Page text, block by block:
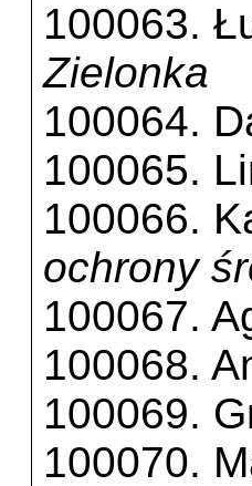
100063.
Zielonka
100064.
100065.
100066.
ochrony
100067.
100068.
100069.
100070.